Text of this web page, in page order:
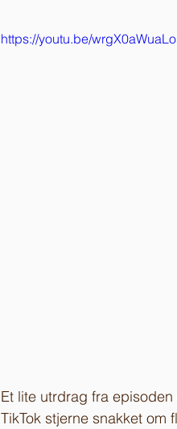
https://youtu.be/wrgX0aWuaLo
Et lite utrdrag fra
TikTok stjerne snakket